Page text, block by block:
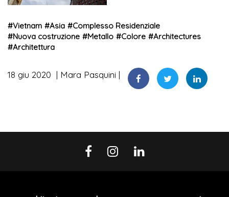
#Vietnam #Asia #Complesso Residenziale
#Nuova costruzione #Metallo #Colore #Architectures
#Architettura
18 giu 2020 Mara Pasquini